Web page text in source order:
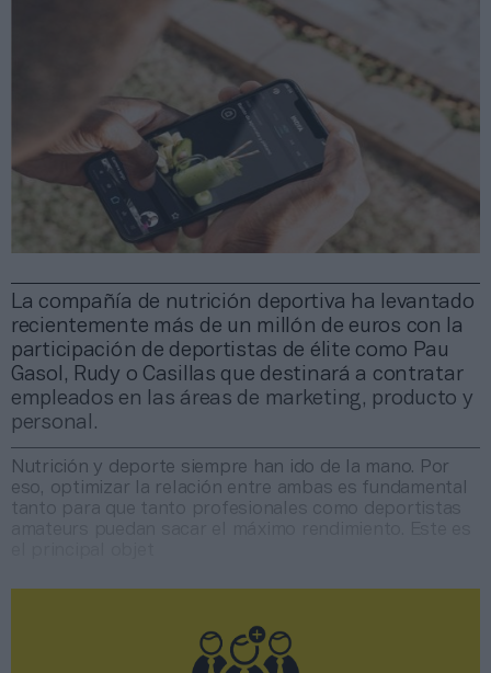
La compañía de nutrición deportiva ha levantado
recientemente más de un millón de euros con la
participación de deportistas de élite como Pau
Gasol, Rudy o Casillas que destinará a contratar
empleados en las áreas de marketing, producto y
personal.
Nutrición y deporte siempre han ido de la mano. Por
eso, optimizar la relación entre ambas es fundamental
tanto para que tanto profesionales como deportistas